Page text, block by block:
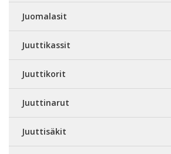
Juomalasit
Juuttikassit
Juuttikorit
Juuttinarut
Juuttisäkit